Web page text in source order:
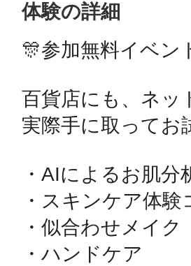
体験の詳細
🎊参加無料イベン
百貨店にも、ネッ
実際手に取ってお
・AIによるお肌分
・スキンケア体験
・似合わせメイク
・ハンドケア